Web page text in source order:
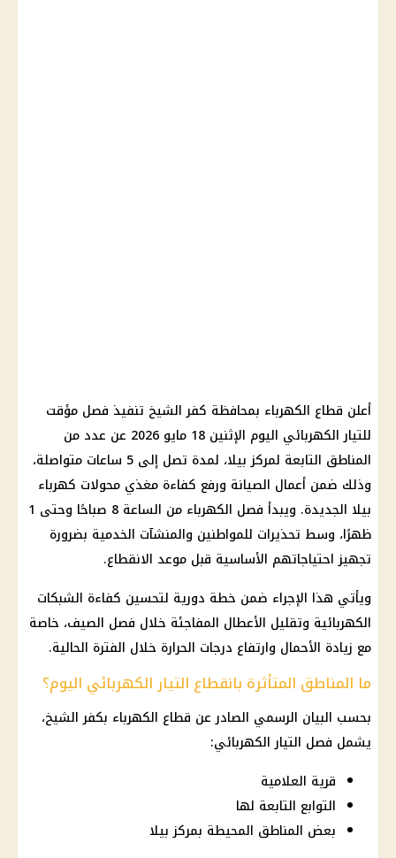
أعلن قطاع الكهرباء بمحافظة كفر الشيخ تنفيذ فصل مؤقت
للتيار الكهربائي اليوم الإثنين 18 مايو 2026 عن عدد من
المناطق التابعة لمركز بيلا، لمدة تصل إلى 5 ساعات متواصلة،
وذلك ضمن أعمال الصيانة ورفع كفاءة مغذي محولات كهرباء
بيلا الجديدة. ويبدأ فصل الكهرباء من الساعة 8 صباحًا وحتى 1
ظهرًا، وسط تحذيرات للمواطنين والمنشآت الخدمية بضرورة
تجهيز احتياجاتهم الأساسية قبل موعد الانقطاع.
ويأتي هذا الإجراء ضمن خطة دورية لتحسين كفاءة الشبكات
الكهربائية وتقليل الأعطال المفاجئة خلال فصل الصيف، خاصة
مع زيادة الأحمال وارتفاع درجات الحرارة خلال الفترة الحالية.
ما المناطق المتأثرة بانقطاع التيار الكهربائي اليوم؟
بحسب البيان الرسمي الصادر عن قطاع الكهرباء بكفر الشيخ،
يشمل فصل التيار الكهربائي:
قرية العلامية
التوابع التابعة لها
بعض المناطق المحيطة بمركز بيلا